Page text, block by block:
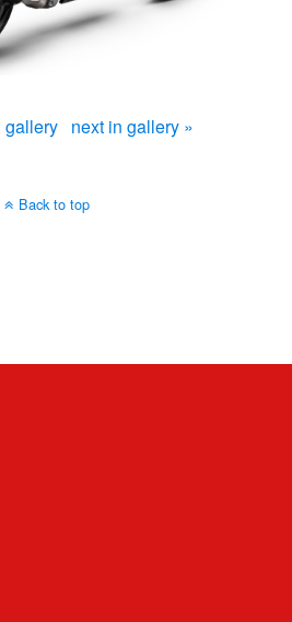
gallery next in gallery »
Back to top